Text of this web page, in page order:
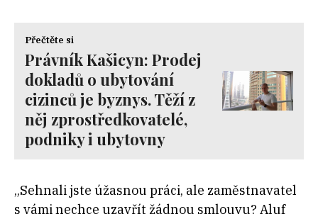
Přečtěte si
Právník Kašicyn: Prodej
dokladů o ubytování
cizinců je byznys. Těží z
něj zprostředkovatelé,
podniky i ubytovny
„Sehnali jste úžasnou práci, ale zaměstnavatel
s vámi nechce uzavřít žádnou smlouvu? Aluf